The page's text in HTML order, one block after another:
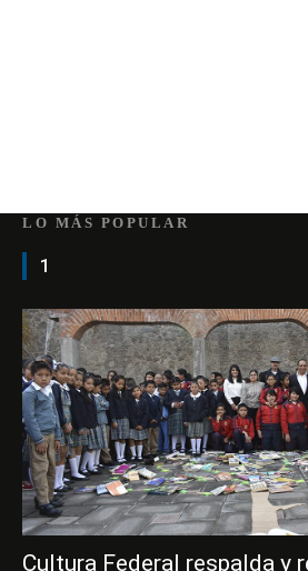
LO MÁS POPULAR
1
Cultura Federal respalda y